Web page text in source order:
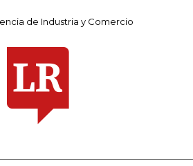
de Industria y Comercio